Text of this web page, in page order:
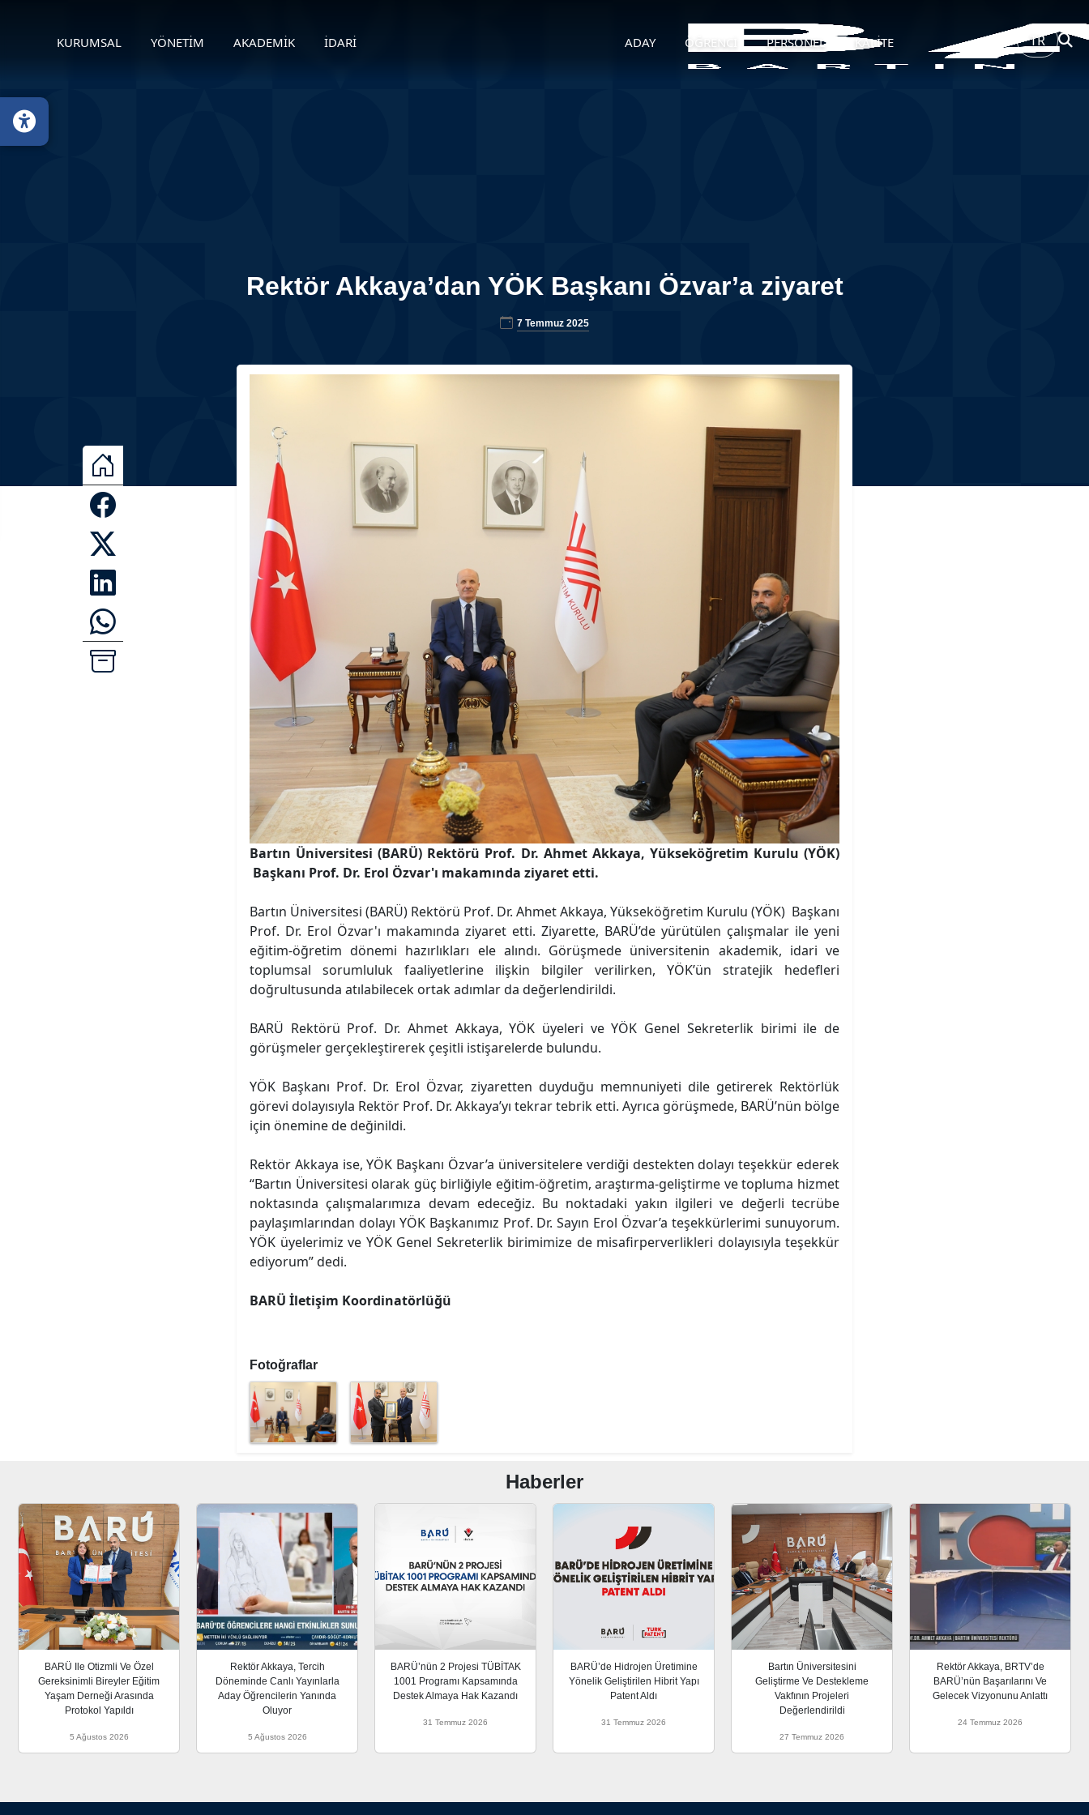
KURUMSAL YÖNETİM AKADEMİK İDARİ ADAY ÖĞRENCİ PERSONEL KALİTE TR
Rektör Akkaya’dan YÖK Başkanı Özvar’a ziyaret
7 Temmuz 2025
Bartın Üniversitesi (BARÜ) Rektörü Prof. Dr. Ahmet Akkaya, Yükseköğretim Kurulu (YÖK)
Başkanı Prof. Dr. Erol Özvar'ı makamında ziyaret etti.
Bartın Üniversitesi (BARÜ) Rektörü Prof. Dr. Ahmet Akkaya, Yükseköğretim Kurulu (YÖK) Başkanı
Prof. Dr. Erol Özvar'ı makamında ziyaret etti. Ziyarette, BARÜ’de yürütülen çalışmalar ile yeni
eğitim-öğretim dönemi hazırlıkları ele alındı. Görüşmede üniversitenin akademik, idari ve
toplumsal sorumluluk faaliyetlerine ilişkin bilgiler verilirken, YÖK’ün stratejik hedefleri
doğrultusunda atılabilecek ortak adımlar da değerlendirildi.
BARÜ Rektörü Prof. Dr. Ahmet Akkaya, YÖK üyeleri ve YÖK Genel Sekreterlik birimi ile de
görüşmeler gerçekleştirerek çeşitli istişarelerde bulundu.
YÖK Başkanı Prof. Dr. Erol Özvar, ziyaretten duyduğu memnuniyeti dile getirerek Rektörlük
görevi dolayısıyla Rektör Prof. Dr. Akkaya’yı tekrar tebrik etti. Ayrıca görüşmede, BARÜ’nün bölge
için önemine de değinildi.
Rektör Akkaya ise, YÖK Başkanı Özvar’a üniversitelere verdiği destekten dolayı teşekkür ederek
“Bartın Üniversitesi olarak güç birliğiyle eğitim-öğretim, araştırma-geliştirme ve topluma hizmet
noktasında çalışmalarımıza devam edeceğiz. Bu noktadaki yakın ilgileri ve değerli tecrübe
paylaşımlarından dolayı YÖK Başkanımız Prof. Dr. Sayın Erol Özvar’a teşekkürlerimi sunuyorum.
YÖK üyelerimiz ve YÖK Genel Sekreterlik birimimize de misafirperverlikleri dolayısıyla teşekkür
ediyorum” dedi.
BARÜ İletişim Koordinatörlüğü
Fotoğraflar
Haberler
BARÜ Ile Otizmli Ve Özel
Gereksinimli Bireyler Eğitim
Yaşam Derneği Arasında
Protokol Yapıldı
5 Ağustos 2026
Rektör Akkaya, Tercih
Döneminde Canlı Yayınlarla
Aday Öğrencilerin Yanında
Oluyor
5 Ağustos 2026
BARÜ’nün 2 Projesi TÜBİTAK
1001 Programı Kapsamında
Destek Almaya Hak Kazandı
31 Temmuz 2026
BARÜ’de Hidrojen Üretimine
Yönelik Geliştirilen Hibrit Yapı
Patent Aldı
31 Temmuz 2026
Bartın Üniversitesini
Geliştirme Ve Destekleme
Vakfının Projeleri
Değerlendirildi
27 Temmuz 2026
Rektör Akkaya, BRTV’de
BARÜ’nün Başarılarını Ve
Gelecek Vizyonunu Anlattı
24 Temmuz 2026